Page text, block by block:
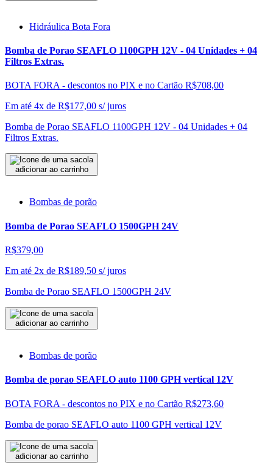
Hidráulica Bota Fora
Bomba de Porao SEAFLO 1100GPH 12V - 04 Unidades + 04
Filtros Extras.
BOTA FORA - descontos no PIX e no Cartão R$708,00
Em até 4x de R$177,00 s/ juros
Bomba de Porao SEAFLO 1100GPH 12V - 04 Unidades + 04
Filtros Extras.
adicionar ao carrinho
Bombas de porão
Bomba de Porao SEAFLO 1500GPH 24V
R$379,00
Em até 2x de R$189,50 s/ juros
Bomba de Porao SEAFLO 1500GPH 24V
adicionar ao carrinho
Bombas de porão
Bomba de porao SEAFLO auto 1100 GPH vertical 12V
BOTA FORA - descontos no PIX e no Cartão R$273,60
Bomba de porao SEAFLO auto 1100 GPH vertical 12V
adicionar ao carrinho